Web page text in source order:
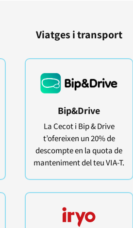
Viatges i transport
Bip&Drive
La Cecot i Bip & Drive
t’ofereixen un 20% de
descompte en la quota de
manteniment del teu VIA-T.